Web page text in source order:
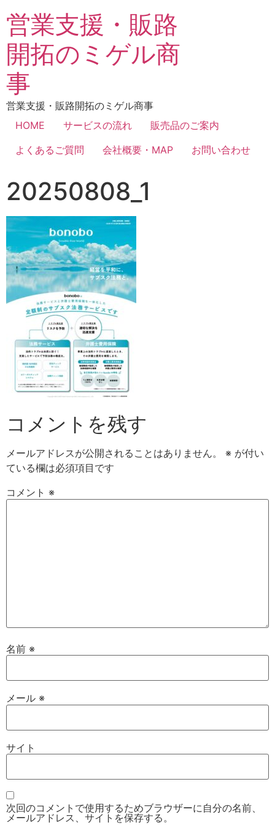
営業支援・販路
開拓のミゲル商
事
営業支援・販路開拓のミゲル商事
HOME
サービスの流れ
販売品のご案内
よくあるご質問
会社概要・MAP お問い合わせ
20250808_1
コメントを残す
メールアドレスが公開されることはありません。 ※ が付い
ている欄は必須項目です
コメント ※
名前 ※
メール ※
サイト
次回のコメントで使用するためブラウザーに自分の名前、
メールアドレス、サイトを保存する。